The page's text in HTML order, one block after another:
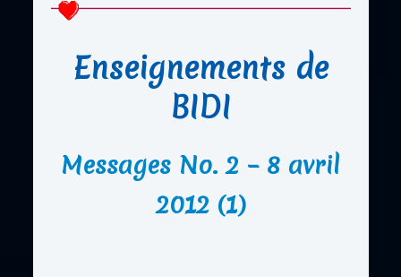
Enseignements de
BIDI
Messages No. 2 – 8 avril
2012 (1)